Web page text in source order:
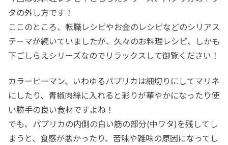
タの外し方です！
ここのところ、転職レシピやお金のレシピなどのシリアス
テーマが続いていましたが、久々のお料理レシピ、しかも
下ごしらえシリーズなのでリラックスして御覧ください！
カラーピーマン、いわゆるパプリカは細切りにしてマリネ
にしたり、青椒肉絲に入れると彩りが華やかになったり使
い勝手の良い食材ですよね！
でも、パプリカの内側の白い筋の部分(中ワタ)を残してし
まうと、食感が悪かったり、苦味や雑味の原因になってし